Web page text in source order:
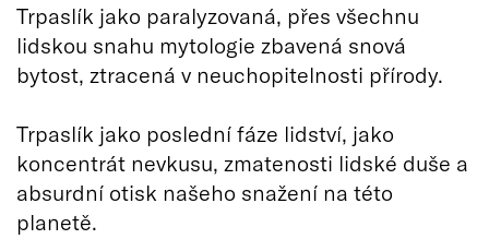
Trpaslík jako paralyzovaná, přes všechnu
lidskou snahu mytologie zbavená snová
bytost, ztracená v neuchopitelnosti přírody.
Trpaslík jako poslední fáze lidství, jako
koncentrát nevkusu, zmatenosti lidské duše a
absurdní otisk našeho snažení na této
planetě.